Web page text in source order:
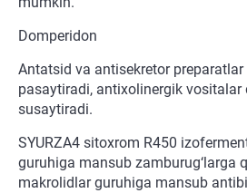
Domperidon
Antatsid va antisekretor
pasaytiradi, antixolinergik vositalar
susaytiradi.
SYURZA4 sitoxrom R450
guruhiga mansub zamburug‘larga
makrolidlar guruhiga mansub